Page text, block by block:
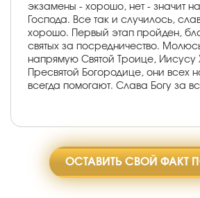
экзамены - хорошо, нет - значит
Господа. Все так и случилось,
хорошо. Первый этап пройден,
святых за посредничество.
напрямую Святой Троице, Иисусу
Пресвятой Богородице, они всех
всегда помогают. Слава Богу за
ОСТАВИТЬ СВОЙ ФАКТ